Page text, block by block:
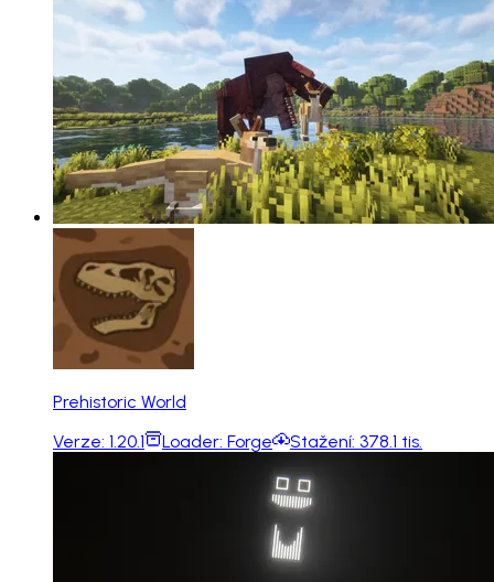
Prehistoric World
Verze: 1.20.1 Loader: Forge Stažení: 378.1 tis.